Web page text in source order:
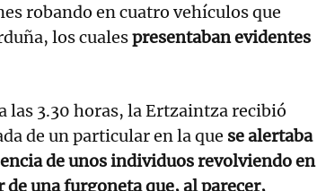
robando en cuatro vehículos que
los cualespresentaban evidentes
las 3.30 horas, la Ertzaintza recibió
de un particular en la que se alertaba
de unos individuos revolviendo en
una furgoneta que, al parecer,